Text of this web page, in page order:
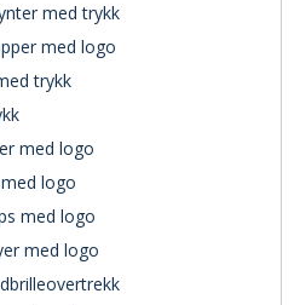
med trykk
med logo
trykk
med logo
logo
med logo
med logo